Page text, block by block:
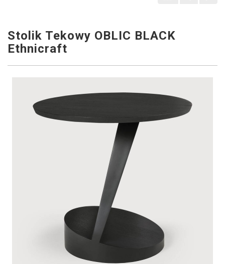
Stolik Tekowy OBLIC BLACK
Ethnicraft